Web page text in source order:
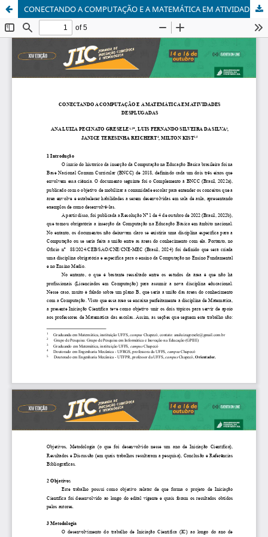
CONECTANDO A COMPUTAÇÃO E A MATEMÁTICA EM ATIVIDADES DESPLUGADAS